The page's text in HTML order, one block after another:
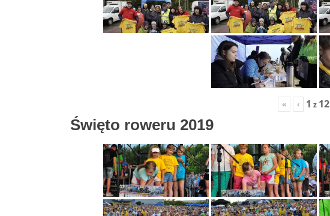
« ‹ 1 z 12
Święto roweru 2019